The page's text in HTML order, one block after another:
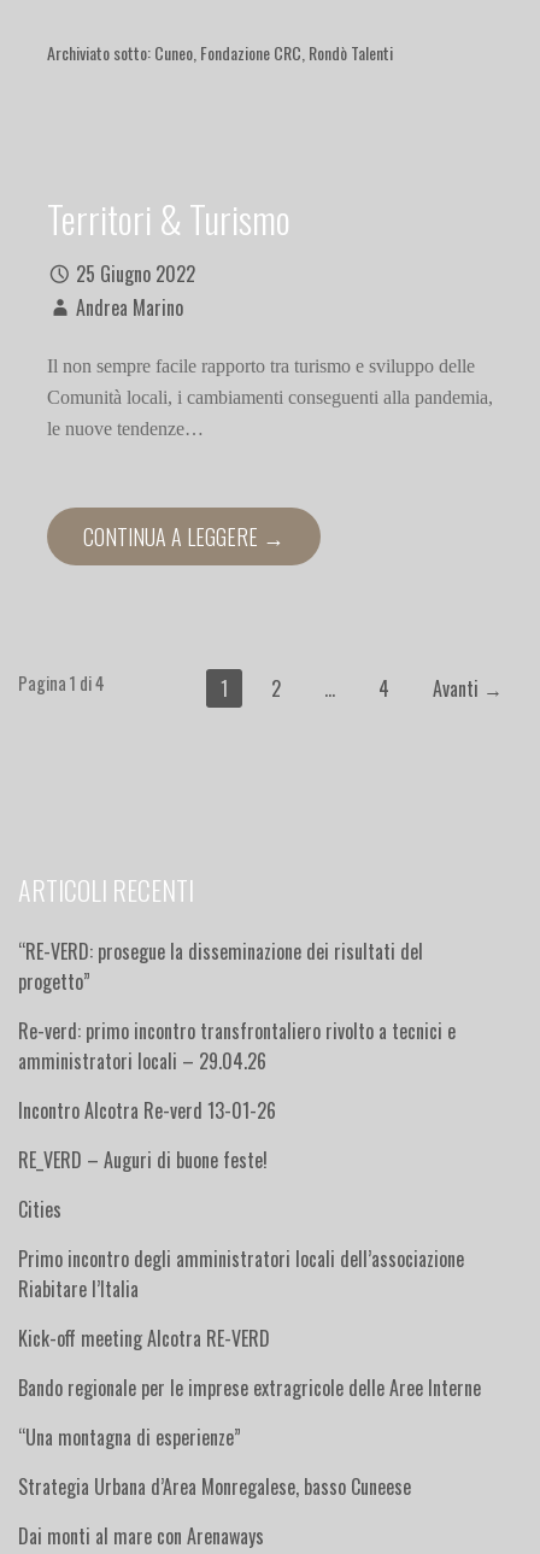
Archiviato sotto:Cuneo,Fondazione CRC,Rondò Talenti
Territori & Turismo
25 Giugno 2022
Andrea Marino
Il non sempre facile rapporto tra turismo e sviluppo delle
Comunità locali, i cambiamenti conseguenti alla pandemia,
le nuove tendenze…
CONTINUA A LEGGERE →
Navigazione
Pagina 1 di 4 1 2 … 4 Avanti →
ARTICOLI RECENTI
“RE-VERD: prosegue la disseminazione dei risultati del
progetto”
Re-verd: primo incontro transfrontaliero rivolto a tecnici e
amministratori locali – 29.04.26
Incontro Alcotra Re-verd 13-01-26
RE_VERD – Auguri di buone feste!
Cities
Primo incontro degli amministratori locali dell’associazione
Riabitare l’Italia
Kick-off meeting Alcotra RE-VERD
Bando regionale per le imprese extragricole delle Aree Interne
“Una montagna di esperienze”
Strategia Urbana d’Area Monregalese, basso Cuneese
Dai monti al mare con Arenaways